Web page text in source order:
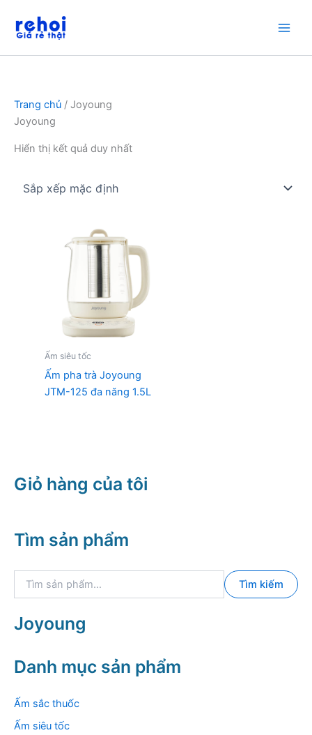
dung
Trang chủ / Joyoung
Joyoung
Hiển thị kết quả duy nhất
Ấm siêu tốc
Ấm pha trà Joyoung
JTM-125 đa năng 1.5L
Giỏ hàng của tôi
Tìm sản phẩm
i
m
:
Tìm kiếm
Joyoung
Danh mục sản phẩm
Ấm sắc thuốc
Ấm siêu tốc